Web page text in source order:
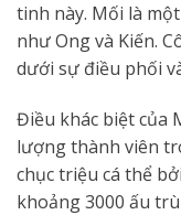
tinh này. Mối là
như Ong và Kiến.
dưới sự điều phối
Điều khác biệt của
lượng thành viên
chục triệu cá thể
khoảng 3000 ấu